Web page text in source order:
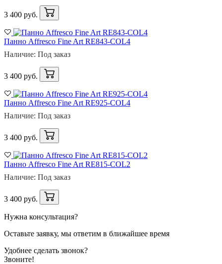
3 400 руб.
Панно Affresco Fine Art RE843-COL4
Наличие: Под заказ
3 400 руб.
Панно Affresco Fine Art RE925-COL4
Наличие: Под заказ
3 400 руб.
Панно Affresco Fine Art RE815-COL2
Наличие: Под заказ
3 400 руб.
Нужна консультация?
Оставьте заявку, мы ответим в ближайшее время
Удобнее сделать звонок?
Звоните!